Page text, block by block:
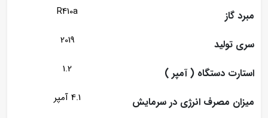
مبرد گاز R410a
سری تولید 2019
استارت دستگاه ( آمپر ) 1.2
میزان مصرف انرژی در سرمایش 4.1 آمپر